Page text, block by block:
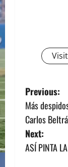
P
o
s
t
Previous:
Más
Carlos
Next:
ASÍ PINTA